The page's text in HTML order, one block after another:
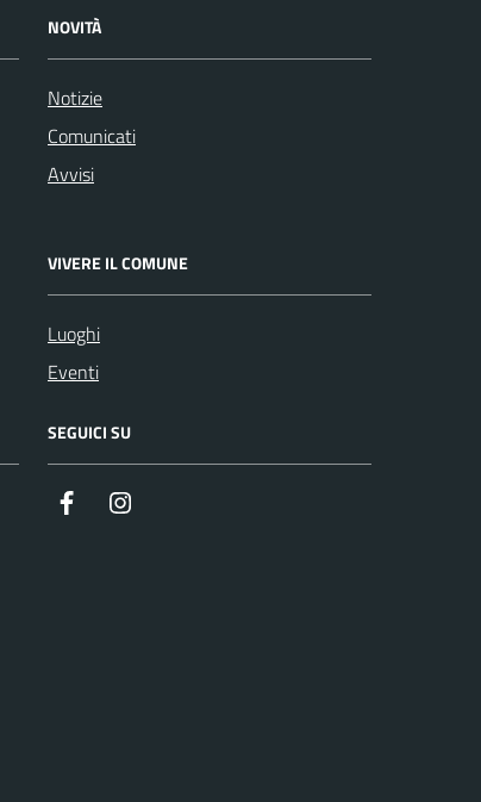
NOVITÀ
Notizie
Comunicati
Avvisi
VIVERE IL COMUNE
Luoghi
Eventi
SEGUICI SU
Facebook